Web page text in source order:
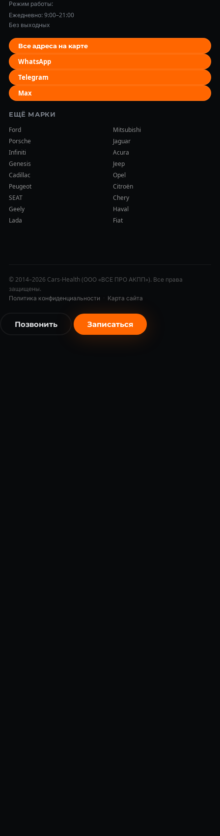
Режим работы:
Ежедневно: 9:00–21:00
Без выходных
Все адреса на карте
WhatsApp
Telegram
Max
ЕЩЁ МАРКИ
Ford
Mitsubishi
Porsche
Jaguar
Infiniti
Acura
Genesis
Jeep
Cadillac
Opel
Peugeot
Citroën
SEAT
Chery
Geely
Haval
Lada
Fiat
© 2014–2026 Cars-Health (ООО «ВСЕ ПРО АКПП»). Все права
защищены.
Политика конфиденциальности · Карта сайта
Позвонить Записаться